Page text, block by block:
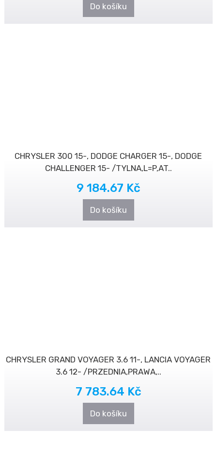
Do košíku
CHRYSLER 300 15-, DODGE CHARGER 15-, DODGE
CHALLENGER 15- /TYLNA,L=P,AT..
9 184.67 Kč
Do košíku
CHRYSLER GRAND VOYAGER 3.6 11-, LANCIA VOYAGER
3.6 12- /PRZEDNIA,PRAWA,..
7 783.64 Kč
Do košíku